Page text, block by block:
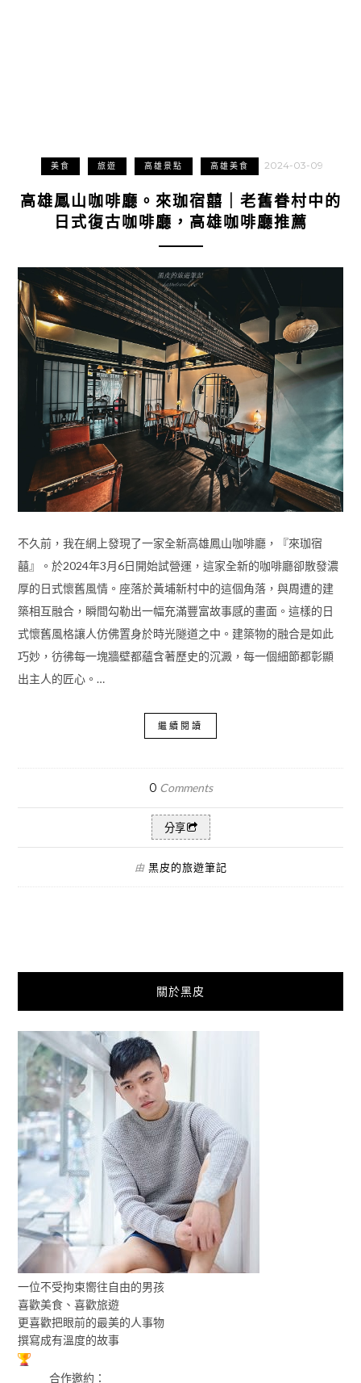
美食 旅遊 高雄景點 高雄美食 2024-03-09
高雄鳳山咖啡廳。來珈宿囍｜老舊眷村中的
日式復古咖啡廳，高雄咖啡廳推薦
不久前，我在網上發現了一家全新高雄鳳山咖啡廳，『來珈宿
囍』。於2024年3月6日開始試營運，這家全新的咖啡廳卻散發濃
厚的日式懷舊風情。座落於黃埔新村中的這個角落，與周遭的建
築相互融合，瞬間勾勒出一幅充滿豐富故事感的畫面。這樣的日
式懷舊風格讓人仿佛置身於時光隧道之中。建築物的融合是如此
巧妙，彷彿每一塊牆壁都蘊含著歷史的沉澱，每一個細節都彰顯
出主人的匠心。…
繼續閱讀
0 Comments
分享
由 黑皮的旅遊筆記
關於黑皮
一位不受拘束嚮往自由的男孩
喜歡美食、喜歡旅遊
更喜歡把眼前的最美的人事物
撰寫成有溫度的故事
合作邀約：